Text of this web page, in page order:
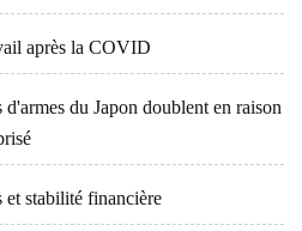
après la COVID
du Japon doublent en raison
et stabilité financière